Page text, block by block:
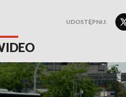
UDOSTĘPNIJ: